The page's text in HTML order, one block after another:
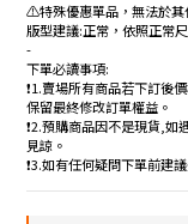
⚠️特殊優惠單品，無法於其
版型建議:正常，依照正常
-
下單必讀事項:
❗️1.賣場所有商品若下訂後
保留最終修改訂單權益。
❗️2.預購商品因不是現貨,
見諒。
❗️3.如有任何疑問下單前建